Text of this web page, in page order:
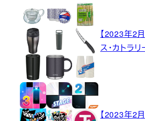
【2023年2
ス・カトラ
【2023年2